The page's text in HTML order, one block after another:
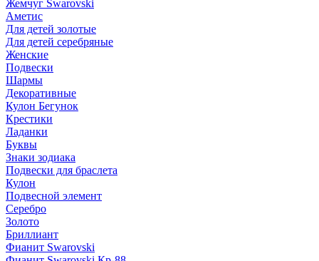
Жемчуг Swarovski
Аметис
Для детей золотые
Для детей серебряные
Женские
Подвески
Шармы
Декоративные
Кулон Бегунок
Крестики
Ладанки
Буквы
Знаки зодиака
Подвески для браслета
Кулон
Подвесной элемент
Серебро
Золото
Бриллиант
Фианит Swarovski